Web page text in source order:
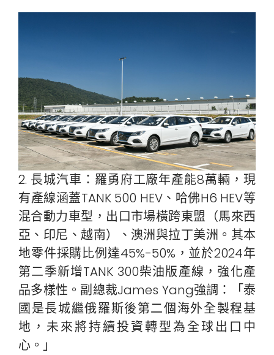
2. 長城汽車：羅勇府工廠年產能8萬輛，現
有產線涵蓋TANK 500 HEV、哈佛H6 HEV等
混合動力車型，出口市場橫跨東盟（馬來西
亞、印尼、越南）、澳洲與拉丁美洲。其本
地零件採購比例達45%-50%，並於2024年
第二季新增TANK 300柴油版產線，強化產
品多樣性。副總裁James Yang強調：「泰
國是長城繼俄羅斯後第二個海外全製程基
地，未來將持續投資轉型為全球出口中
心。」